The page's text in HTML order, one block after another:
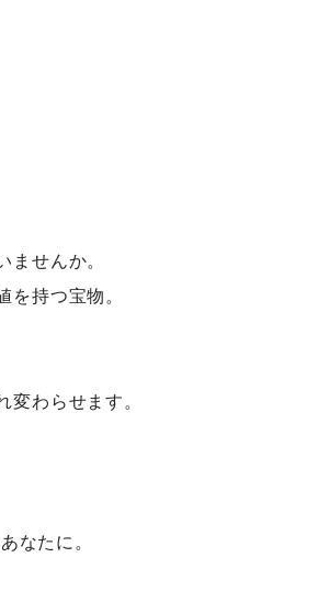
ませんか。
を持つ宝物。
変わらせます。
なたに。